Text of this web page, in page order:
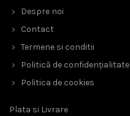
Despre noi
Contact
Termene si conditii
Politică de confidențialitate
Politica de cookies
Plata si Livrare